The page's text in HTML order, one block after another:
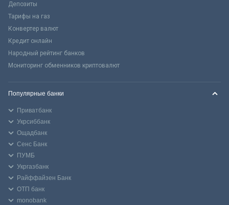
Депозиты
Тарифы на газ
Конвертер валют
Кредит онлайн
Народный рейтинг банков
Мониторинг обменников криптовалют
Популярные банки
Приватбанк
Укрсиббанк
Ощадбанк
Сенс Банк
ПУМБ
Укргазбанк
Райффайзен Банк
ОТП банк
monobank